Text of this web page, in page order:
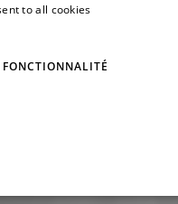
to all cookies
FONCTIONNALITÉ